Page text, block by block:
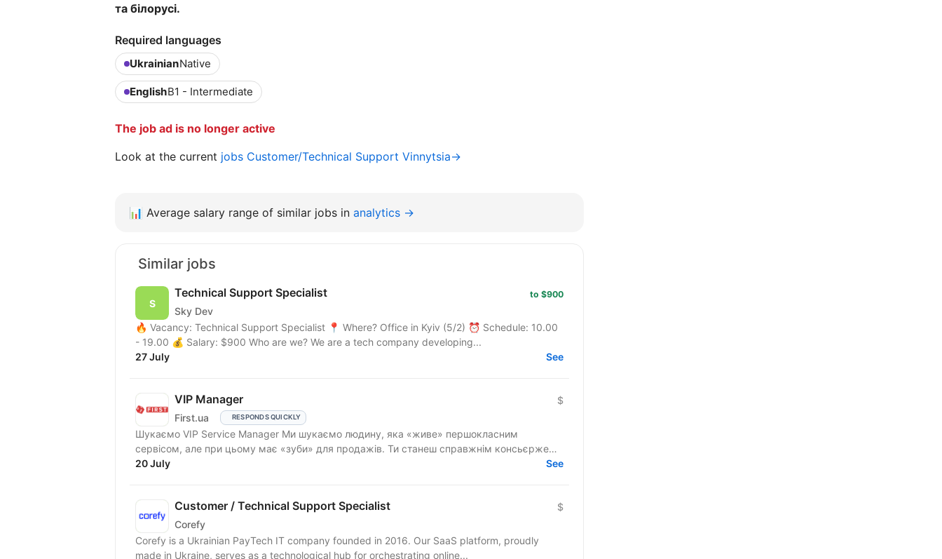
та білорусі.
Required languages
UkrainianNative
EnglishB1 - Intermediate
The job ad is no longer active
Look at the current jobs Customer/Technical Support Vinnytsia→
📊 Average salary range of similar jobs in analytics →
Similar jobs
Technical Support Specialist
Sky Dev
to $900
🔥 Vacancy: Technical Support Specialist 📍 Where? Office in Kyiv (5/2) ⏰ Schedule: 10.00
- 19.00 💰 Salary: $900 Who are we? We are a tech company developing...
27 July
See
VIP Manager
First.ua RESPONDS QUICKLY
$
Шукаємо VIP Service Manager Ми шукаємо людину, яка «живе» першокласним
сервісом, але при цьому має «зуби» для продажів. Ти станеш справжнім консьєржем
та...
20 July See
Customer / Technical Support Specialist
Corefy
$
Corefy is a Ukrainian PayTech IT company founded in 2016. Our SaaS platform, proudly
made in Ukraine, serves as a technological hub for orchestrating online...